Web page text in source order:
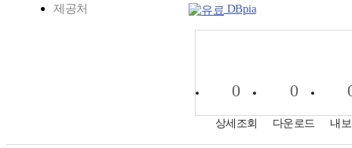
제공처 DBpia
0
상세조회
0
다운로드 내